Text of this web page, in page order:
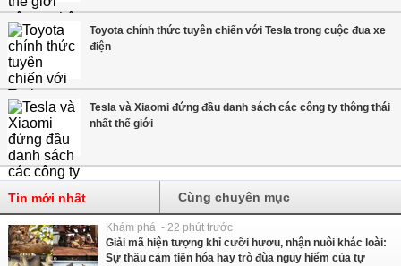
Toyota chính thức tuyên chiến với Tesla trong cuộc đua xe
điện
Tesla và Xiaomi đứng đầu danh sách các công ty thông thái
nhất thế giới
Tin mới nhất Cùng chuyên mục
Khám phá - 22 phút trước
Giải mã hiện tượng khỉ cưỡi hươu, nhận nuôi khác loài:
Sự thấu cảm tiến hóa hay trò đùa nguy hiểm của tự